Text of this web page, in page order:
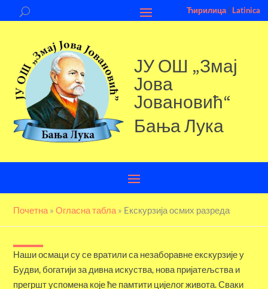
Ћирилица| Latinica
ЈУ ОШ „Змај
Јова
Јовановић“
Бања Лука
Почетна »Огласна табла » Eкскурзија осмих разреда
Наши осмаци су се вратили са незаборавне екскурзије у
Будви, богатији за дивна искуства, нова пријатељства и
прегршт успомена које ће памтити цијелог живота. Сваки